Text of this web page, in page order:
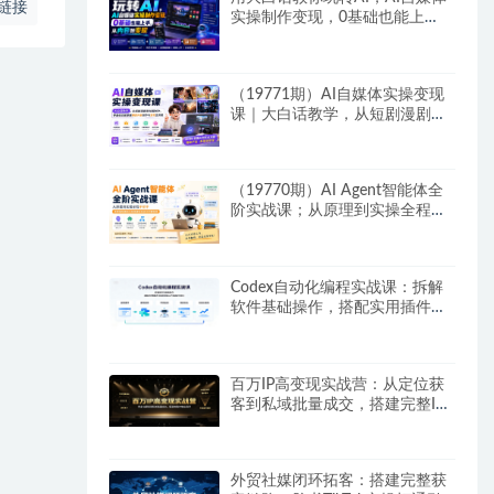
接
实操制作变现，0基础也能上
（19771期）AI自媒体实操变现
课｜大白话教学，从短剧漫剧到
（19770期）AI Agent智能体全
阶实战课；从原理到实操全程手
Codex自动化编程实战课：拆解
软件基础操作，搭配实用插件快
百万IP高变现实战营：从定位获
客到私域批量成交，搭建完整IP
外贸社媒闭环拓客：搭建完整获